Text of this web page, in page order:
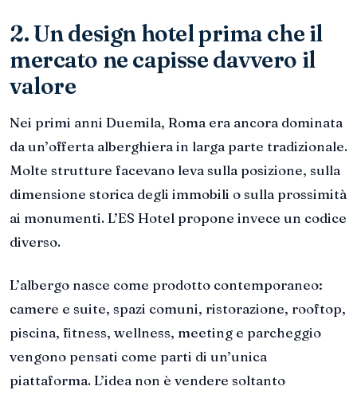
2. Un design hotel prima che il
mercato ne capisse davvero il
valore
Nei primi anni Duemila, Roma era ancora dominata
da un’offerta alberghiera in larga parte tradizionale.
Molte strutture facevano leva sulla posizione, sulla
dimensione storica degli immobili o sulla prossimità
ai monumenti. L’ES Hotel propone invece un codice
diverso.
L’albergo nasce come prodotto contemporaneo:
camere e suite, spazi comuni, ristorazione, rooftop,
piscina, fitness, wellness, meeting e parcheggio
vengono pensati come parti di un’unica
piattaforma. L’idea non è vendere soltanto